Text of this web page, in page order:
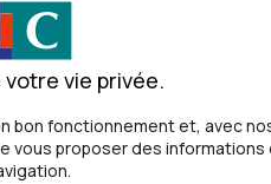
tout de suite. Pour ça, il
votre vie privée.
bon fonctionnement et, avec
proposer des informations